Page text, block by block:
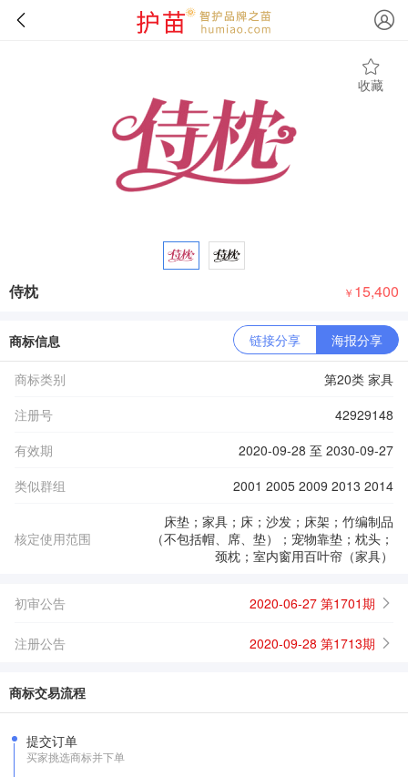
收藏
侍枕 ￥ 15,400
商标信息 链接分享 海报分享
商标类别
第20类 家具
注册号
42929148
有效期
2020-09-28 至 2030-09-27
类似群组
2001 2005 2009 2013 2014
核定使用范围
床垫；家具；床；沙发；床架；竹编制品
（不包括帽、席、垫）；宠物靠垫；枕头；
颈枕；室内窗用百叶帘（家具）
初审公告 2020-06-27 第1701期
注册公告 2020-09-28 第1713期
商标交易流程
提交订单
买家挑选商标并下单